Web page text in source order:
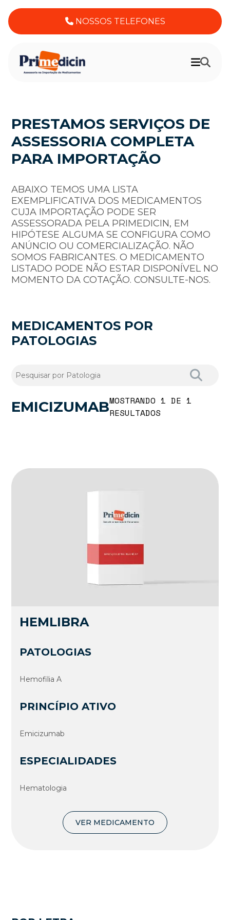
NOSSOS TELEFONES
PRESTAMOS SERVIÇOS DE
ASSESSORIA COMPLETA
PARA IMPORTAÇÃO
ABAIXO TEMOS UMA LISTA
EXEMPLIFICATIVA DOS MEDICAMENTOS
CUJA IMPORTAÇÃO PODE SER
ASSESSORADA PELA PRIMEDICIN, EM
HIPÓTESE ALGUMA SE CONFIGURA COMO
ANÚNCIO OU COMERCIALIZAÇÃO. NÃO
SOMOS FABRICANTES. O MEDICAMENTO
LISTADO PODE NÃO ESTAR DISPONÍVEL NO
MOMENTO DA COTAÇÃO. CONSULTE-NOS.
MEDICAMENTOS POR
PATOLOGIAS
EMICIZUMABMOSTRANDO 1 DE 1
RESULTADOS
HEMLIBRA
PATOLOGIAS
Hemofilia A
PRINCÍPIO ATIVO
Emicizumab
ESPECIALIDADES
Hematologia
VER MEDICAMENTO